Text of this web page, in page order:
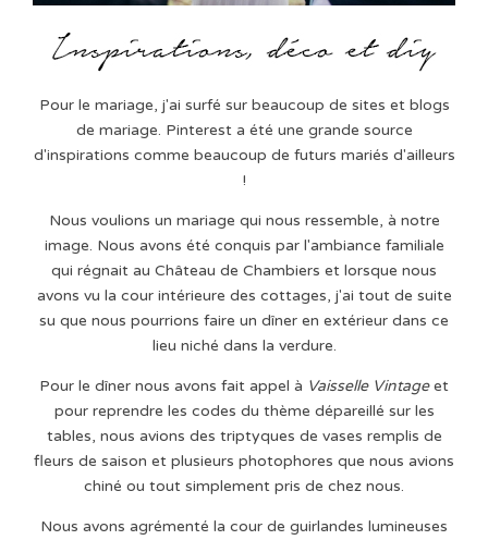
Pour le mariage, j'ai surfé sur beaucoup de sites et blogs
de mariage. Pinterest a été une grande source
d'inspirations comme beaucoup de futurs mariés d'ailleurs
!
Nous voulions un mariage qui nous ressemble, à notre
image. Nous avons été conquis par l'ambiance familiale
qui régnait au Château de Chambiers et lorsque nous
avons vu la cour intérieure des cottages, j'ai tout de suite
su que nous pourrions faire un dîner en extérieur dans ce
lieu niché dans la verdure.
Pour le dîner nous avons fait appel à Vaisselle Vintageet
pour reprendre les codes du thème dépareillé sur les
tables, nous avions des triptyques de vases remplis de
fleurs de saison et plusieurs photophores que nous avions
chiné ou tout simplement pris de chez nous.
Nous avons agrémenté la cour de guirlandes lumineuses